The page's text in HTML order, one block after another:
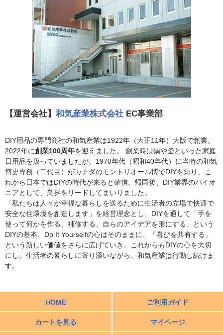
【運営会社】 和気産業株式会社 EC事業部
DIY用品の専門商社の和気産業は1922年（大正11年）大阪で創業。
2022年に創業100周年を迎えました。 創業時は鍋や釜といった家庭
日用品を扱っていましたが、1970年代（昭和40年代）に当時の和気
博史専務（二代目）がカナダのモントリオール博でDIYを知り、こ
れから日本ではDIYの時代が来ると確信。帰国後、DIY業界のパイオ
ニアとして、業界をリードしてまいりました。
「私たちは人々が幸福な暮らしを送るために生活者の立場で快適で
安全な住環境を創造します」を経営理念とし、DIYを通して「手を
使って何かを作る、補修する、自らのアイデアを形にする」という
DIYの基本、Do It Yourselfの心はそのままに、「喜びを共有する」
という新しい価値をさらに広げていき、これからもDIYの心を大切
にし、生活者の暮らしに寄り添いながら、和気産業は行動し続けま
す。
HOME ご利用ガイド
カートを見る マイページ